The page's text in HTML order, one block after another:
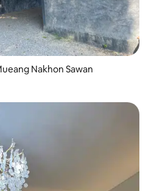
Nakhon Sawan